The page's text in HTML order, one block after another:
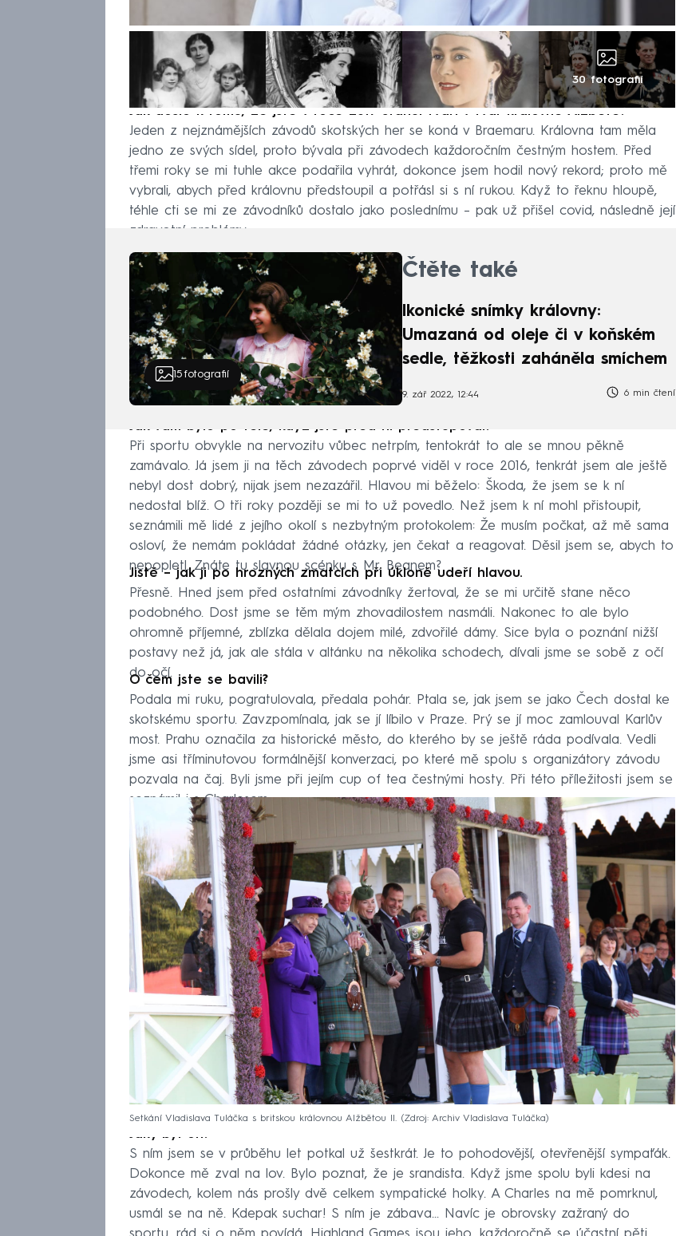
30 fotografií
Jak došlo k tomu, že jste v roce 2019 stanul tváří v tvář královně Alžbětě?
Jeden z nejznámějších závodů skotských her se koná v Braemaru. Královna tam měla
jedno ze svých sídel, proto bývala při závodech každoročním čestným hostem. Před
třemi roky se mi tuhle akce podařila vyhrát, dokonce jsem hodil nový rekord; proto mě
vybrali, abych před královnu předstoupil a potřásl si s ní rukou. Když to řeknu hloupě,
téhle cti se mi ze závodníků dostalo jako poslednímu – pak už přišel covid, následně její
zdravotní problémy.
15fotografií
Čtěte také
Ikonické snímky královny:
Umazaná od oleje či v koňském
sedle, těžkosti zaháněla smíchem
9. zář 2022, 12:44 6 min čtení
Jak vám bylo po těle, když jste před ní předstupoval?
Při sportu obvykle na nervozitu vůbec netrpím, tentokrát to ale se mnou pěkně
zamávalo. Já jsem ji na těch závodech poprvé viděl v roce 2016, tenkrát jsem ale ještě
nebyl dost dobrý, nijak jsem nezazářil. Hlavou mi běželo: Škoda, že jsem se k ní
nedostal blíž. O tři roky později se mi to už povedlo. Než jsem k ní mohl přistoupit,
seznámili mě lidé z jejího okolí s nezbytným protokolem: Že musím počkat, až mě sama
osloví, že nemám pokládat žádné otázky, jen čekat a reagovat. Děsil jsem se, abych to
nepopletl. Znáte tu slavnou scénku s Mr. Beanem?
Jistě – jak ji po hrozných zmatcích při úkloně udeří hlavou.
Přesně. Hned jsem před ostatními závodníky žertoval, že se mi určitě stane něco
podobného. Dost jsme se těm mým zhovadilostem nasmáli. Nakonec to ale bylo
ohromně příjemné, zblízka dělala dojem milé, zdvořilé dámy. Sice byla o poznání nižší
postavy než já, jak ale stála v altánku na několika schodech, dívali jsme se sobě z očí
do očí.
O čem jste se bavili?
Podala mi ruku, pogratulovala, předala pohár. Ptala se, jak jsem se jako Čech dostal ke
skotskému sportu. Zavzpomínala, jak se jí líbilo v Praze. Prý se jí moc zamlouval Karlův
most. Prahu označila za historické město, do kterého by se ještě ráda podívala. Vedli
jsme asi tříminutovou formálnější konverzaci, po které mě spolu s organizátory závodu
pozvala na čaj. Byli jsme při jejím cup of tea čestnými hosty. Při této příležitosti jsem se
seznámil i s Charlesem.
Setkání Vladislava Tuláčka s britskou královnou Alžbětou II. Zdroj: Archiv Vladislava Tuláčka
Jaký byl on?
S ním jsem se v průběhu let potkal už šestkrát. Je to pohodovější, otevřenější sympaťák.
Dokonce mě zval na lov. Bylo poznat, že je srandista. Když jsme spolu byli kdesi na
závodech, kolem nás prošly dvě celkem sympatické holky. A Charles na mě pomrknul,
usmál se na ně. Kdepak suchar! S ním je zábava... Navíc je obrovsky zažraný do